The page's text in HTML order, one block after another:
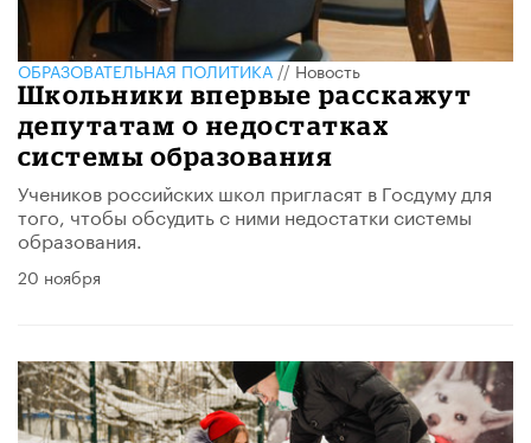
ОБРАЗОВАТЕЛЬНАЯ ПОЛИТИКА//Новость
Школьники впервые расскажут
депутатам о недостатках
системы образования
Учеников российских школ пригласят в Госдуму для
того, чтобы обсудить с ними недостатки системы
образования.
20 ноября